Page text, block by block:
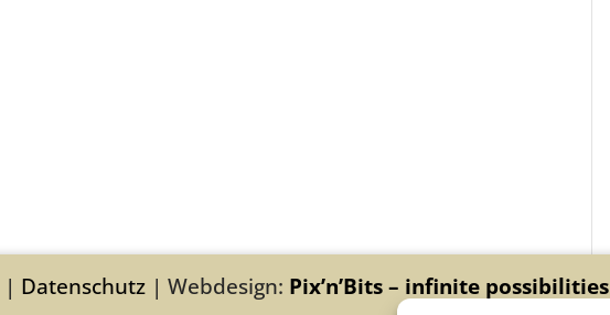
| Datenschutz | Webdesign: Pix’n’Bits – infinite possibilities